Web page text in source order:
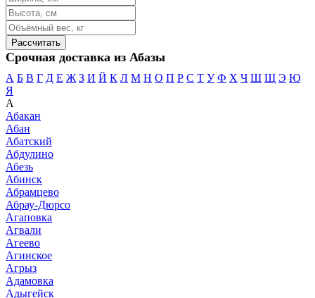
Срочная доставка из Абазы
А Б В Г Д Е Ж З И Й К Л М Н О П Р С Т У Ф Х Ч Ш Щ Э Ю
Я
А
Абакан
Абан
Абатский
Абдулино
Абезь
Абинск
Абрамцево
Абрау-Дюрсо
Агаповка
Агвали
Агеево
Агинское
Агрыз
Адамовка
Адыгейск